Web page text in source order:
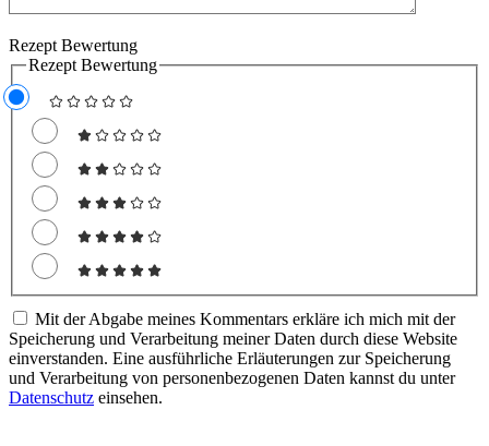
Rezept Bewertung
Rezept Bewertung
Mit der Abgabe meines Kommentars erkläre ich mich mit der
Speicherung und Verarbeitung meiner Daten durch diese Website
einverstanden. Eine ausführliche Erläuterungen zur Speicherung
und Verarbeitung von personenbezogenen Daten kannst du unter
Datenschutz einsehen.